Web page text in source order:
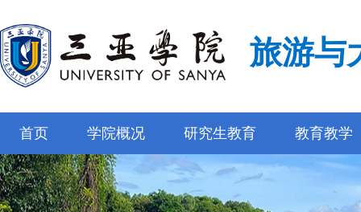
旅游与
首页 学院概况 研究生教育 教育教学